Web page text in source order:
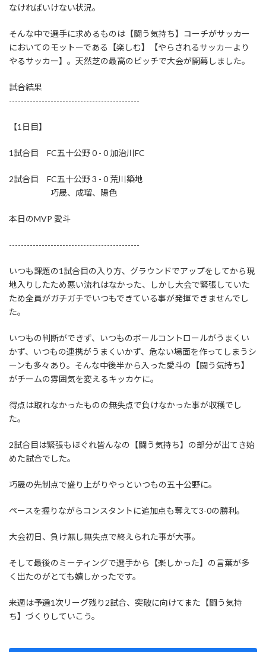
なければいけない状況。
そんな中で選手に求めるものは【闘う気持ち】コーチがサッカー
においてのモットーである【楽しむ】【やらされるサッカーより
やるサッカー】。天然芝の最高のピッチで大会が開幕しました。
試合結果
--------------------------------------------
【1日目】
1試合目 FC五十公野 0 - 0 加治川FC
2試合目 FC五十公野 3 - 0 荒川築地
巧晟、成瑠、陽色
本日のMVP 愛斗
--------------------------------------------
いつも課題の1試合目の入り方、グラウンドでアップをしてから現
地入りしたため悪い流れはなかった、しかし大会で緊張していた
ため全員がガチガチでいつもできている事が発揮できませんでし
た。
いつもの判断ができず、いつものボールコントロールがうまくい
かず、いつもの連携がうまくいかず、危ない場面を作ってしまうシ
ーンも多々あり。そんな中後半から入った愛斗の【闘う気持ち】
がチームの雰囲気を変えるキッカケに。
得点は取れなかったものの無失点で負けなかった事が収穫でし
た。
2試合目は緊張もほぐれ皆んなの【闘う気持ち】の部分が出てき始
めた試合でした。
巧晟の先制点で盛り上がりやっといつもの五十公野に。
ペースを握りながらコンスタントに追加点も奪えて3-0の勝利。
大会初日、負け無し無失点で終えられた事が大事。
そして最後のミーティングで選手から【楽しかった】の言葉が多
く出たのがとても嬉しかったです。
来週は予選1次リーグ残り2試合、突破に向けてまた【闘う気持
ち】づくりしていこう。